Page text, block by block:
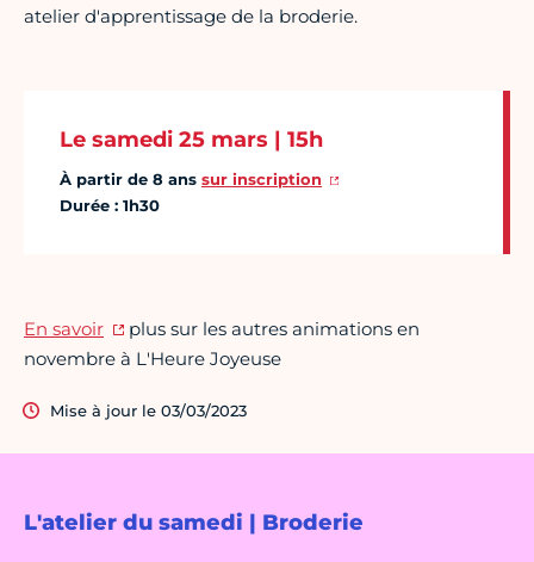
L'atelier du samedi | Broderie
atelier d'apprentissage de la broderie.
Le samedi 25 mars | 15h
À partir de 8 ans sur inscription
Durée : 1h30
En savoir
plus sur les autres animations en
novembre à L'Heure Joyeuse
Mise à jour le 03/03/2023